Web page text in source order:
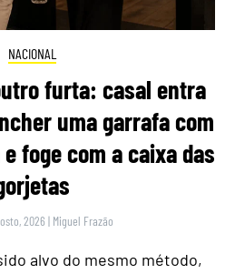
NACIONAL
furta: casal entra
uma garrafa com
foge com a caixa das
2026 | Miguel Frazão
alvo do mesmo método,